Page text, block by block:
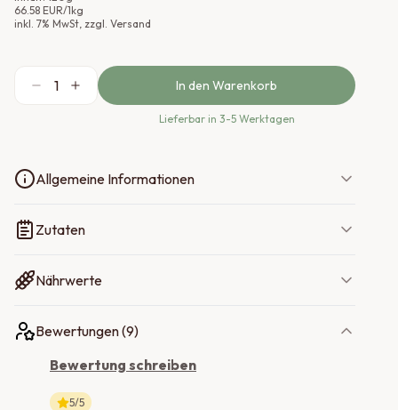
66.58 EUR/1kg
inkl. 7% MwSt, zzgl. Versand
1 In den Warenkorb
Lieferbar in 3-5 Werktagen
Allgemeine Informationen
Zutaten
Nährwerte
Bewertungen (9)
Bewertung schreiben
5/5